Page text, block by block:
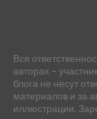
Вся
авторах –
блога не несут
материалов и за
иллюстрации.